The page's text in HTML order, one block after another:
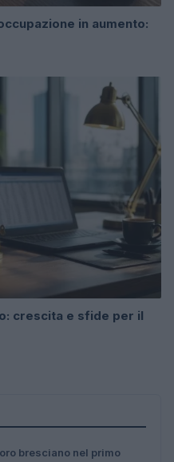
in aumento:
crescita e sfide per il
bresciano nel primo